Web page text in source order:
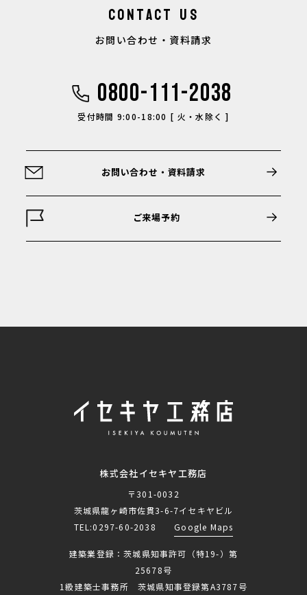
CONTACT US
お問い合わせ・資料請求
0800-111-2038
受付時間 9:00-18:00 [ 火・水除く ]
お問い合わせ・資料請求
ご来場予約
株式会社イセキヤ工務店
〒301-0032
茨城県龍ヶ崎市佐貫3-6-7イセキヤビル
TEL:0297-60-2038 Google Maps
建築業登録：茨城県知事許可（特19-）第
25678号
1級建築士事務所 茨城県知事登録第A3787号